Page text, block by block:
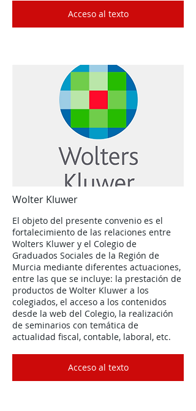
Acceso al texto
Wolter Kluwer
El objeto del presente convenio es el
fortalecimiento de las relaciones entre
Wolters Kluwer y el Colegio de
Graduados Sociales de la Región de
Murcia mediante diferentes actuaciones,
entre las que se incluye: la prestación de
productos de Wolter Kluwer a los
colegiados, el acceso a los contenidos
desde la web del Colegio, la realización
de seminarios con temática de
actualidad fiscal, contable, laboral, etc.
Acceso al texto